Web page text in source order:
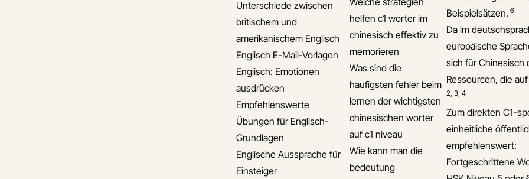
Unterschiede zwischen
britischem und
amerikanischem Englisch
Englisch E-Mail-Vorlagen
Englisch: Emotionen
ausdrücken
Empfehlenswerte
Übungen für Englisch-
Grundlagen
Englische Aussprache für
Einsteiger
helfen c1 worter im
chinesisch effektiv zu
memorieren
Was sind die
haufigsten fehler beim
lernen der wichtigsten
chinesischen worter
auf c1 niveau
Wie kann man die
bedeutung
Beispielsätzen. 6
Da im
europäische
sich für Chinesisch
Ressourcen, die
2, 3, 4
Zum direkten C1-
einheitliche
empfehlenswert:
Fortgeschrittene